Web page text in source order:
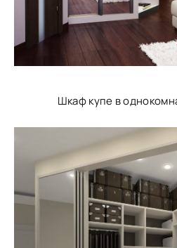
Шкаф купе в